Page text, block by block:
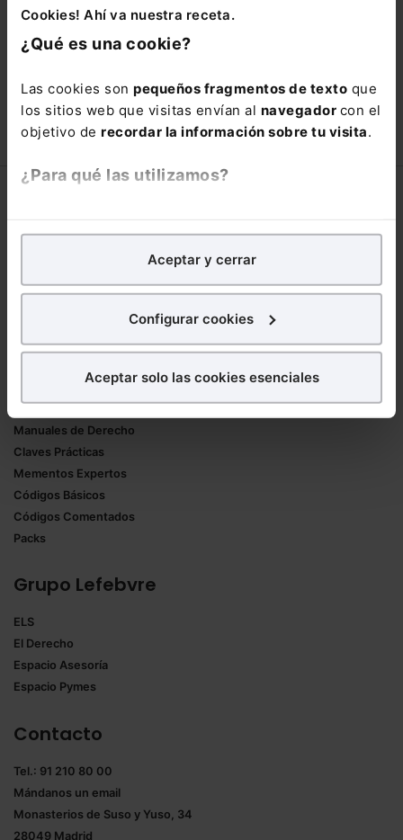
Cookies! Ahí va nuestra receta.
¿Qué es una cookie?
Las cookies son pequeños fragmentos de texto que
los sitios web que visitas envían al navegador con el
objetivo de recordar la información sobre tu visita.
¿Para qué las utilizamos?
analíticospara tratar demejorar tu experienciaen
nuestra página web. También con fines publicitarios,
para poder mostrarte publicidad y contenidos de tu
¿Qué puedes hacer?
experiencia en la web sea óptima
Puedesaceptar solo las esenciales
todas las cookies excepto aquellas imprescindibles.
También puedes
seleccionar solo aquellas que quieras permitir en tu
navegador. Si no seleccionas ninguna utilizaremos
las que sean indispensables para la navegación.
Saber más acerca de las cookies
Aceptar y cerrar
Configurar cookies
Aceptar solo las cookies esenciales
está oportunidad y adquiere tu acceso
con un25% de descuento
COMPRAR
Lefebvre
Trabaja con nosotros
Productos
Formularios Jurídicos
Manuales de Derecho
Claves Prácticas
Mementos Expertos
Códigos Básicos
Códigos Comentados
Packs
Grupo Lefebvre
ELS
El Derecho
Espacio Asesoría
Espacio Pymes
Contacto
Tel.: 91 210 80 00
Mándanos un email
Monasterios de Suso y Yuso, 34
28049 Madrid